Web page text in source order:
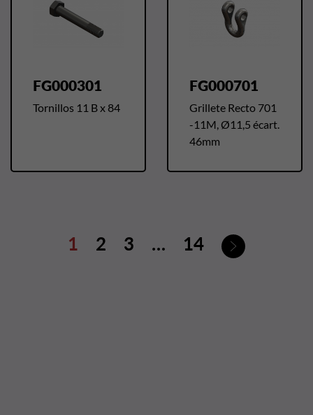
FG000301
Tornillos 11 B x 84
FG000701
Grillete Recto 701
-11M, Ø11,5 écart.
46mm
1 2 3 … 14 Siguiente